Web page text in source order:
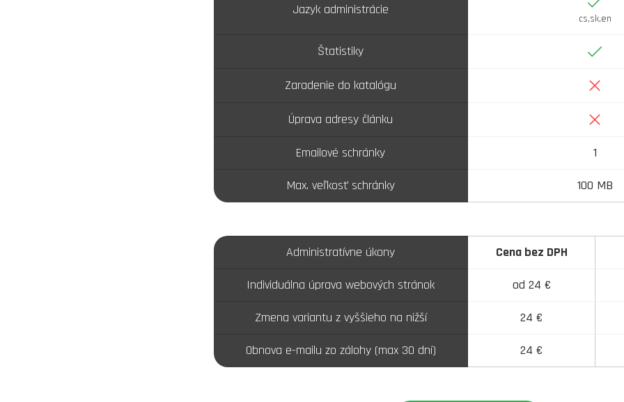
Jazyk administrácie
cs,sk,en
Štatistiky Áno
Zaradenie do katalógu Nie
Úprava adresy článku Nie
Emailové schránky 1
Max. veľkosť schránky 100 MB
Administratívne úkony Cena bez DPH
Individuálna úprava webových stránok od 24 €
Zmena variantu z vyššieho na nižší 24 €
Obnova e-mailu zo zálohy (max 30 dní) 24 €